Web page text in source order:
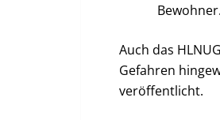
Bewohner.
Auch das
Gefahren
veröffentlicht.